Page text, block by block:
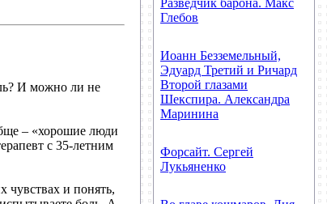
И можно ли не
– «хорошие люди
с 35-летним
чувствах и понять,
Разведчик барона. Макс
Глебов
Иоанн Безземельный,
Эдуард Третий и Ричард
Второй глазами
Шекспира. Александра
Маринина
Форсайт. Сергей
Лукьяненко